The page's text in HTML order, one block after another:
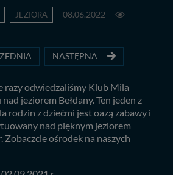
JEZIORA
08.06.2022
NASTĘPNA
razy odwiedzaliśmy Klub Mila
jeziorem Bełdany. Ten jeden z
rodzin z dziećmi jest oazą zabawy i
nad pięknym jeziorem
Zobaczcie ośrodek na naszych